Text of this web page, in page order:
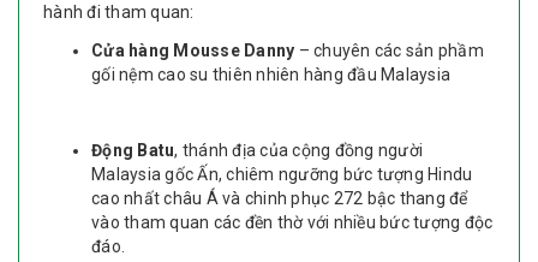
hành đi tham quan:
Cửa hàng Mousse Danny – chuyên các sản phầm
gối nệm cao su thiên nhiên hàng đầu Malaysia
Động Batu, thánh địa của cộng đồng người
Malaysia gốc Ấn, chiêm ngưỡng bức tượng Hindu
cao nhất châu Á và chinh phục 272 bậc thang để
vào tham quan các đền thờ với nhiều bức tượng độc
đáo.